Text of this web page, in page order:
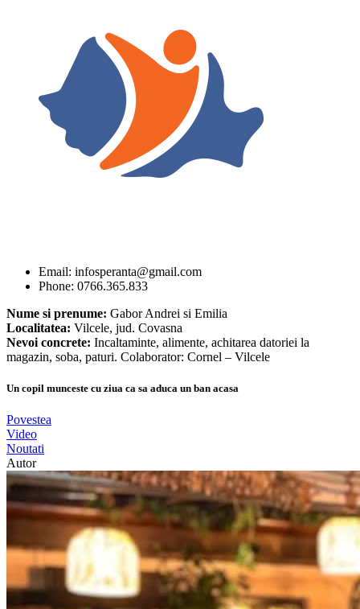
Email: infosperanta@gmail.com
Phone: 0766.365.833
Nume si prenume: Gabor Andrei si Emilia
Localitatea: Vilcele, jud. Covasna
Nevoi concrete: Incaltaminte, alimente, achitarea datoriei la
magazin, soba, paturi. Colaborator: Cornel – Vilcele
Un copil munceste cu ziua ca sa aduca un ban acasa
Povestea
Video
Noutati
Autor